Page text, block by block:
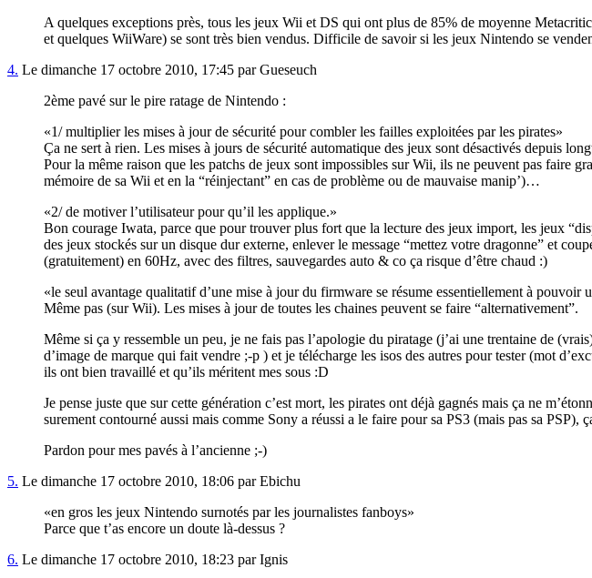
A quelques exceptions près, tous les jeux Wii et DS qui ont plus de 85% de moyenne
et quelques WiiWare) se sont très bien vendus. Difficile de savoir si les jeux Nintendo se
4. Le dimanche 17 octobre 2010, 17:45 par Gueseuch
2ème pavé sur le pire ratage de Nintendo :
1/ multiplier les mises à jour de sécurité pour combler les failles exploitées par les pirates
Ça ne sert à rien. Les mises à jours de sécurité automatique des jeux sont désactivés depuis
Pour la même raison que les patchs de jeux sont impossibles sur Wii, ils ne peuvent pas faire
mémoire de sa Wii et en la “réinjectant” en cas de problème ou de mauvaise manip’)…
2/ de motiver l’utilisateur pour qu’il les applique.
Bon courage Iwata, parce que pour trouver plus fort que la lecture des jeux import, les jeux
des jeux stockés sur un disque dur externe, enlever le message “mettez votre dragonne” et
(gratuitement) en 60Hz, avec des filtres, sauvegardes auto & co ça risque d’être chaud :)
le seul avantage qualitatif d’une mise à jour du firmware se résume essentiellement à pouvoir
Même pas (sur Wii). Les mises à jour de toutes les chaines peuvent se faire “alternativement”.
Même si ça y ressemble un peu, je ne fais pas l’apologie du piratage (j’ai une trentaine de
d’image de marque qui fait vendre ;-p ) et je télécharge les isos des autres pour tester (mot
ils ont bien travaillé et qu’ils méritent mes sous :D
Je pense juste que sur cette génération c’est mort, les pirates ont déjà gagnés mais ça ne
surement contourné aussi mais comme Sony a réussi a le faire pour sa PS3 (mais pas sa
Pardon pour mes pavés à l’ancienne ;-)
5. Le dimanche 17 octobre 2010, 18:06 par Ebichu
en gros les jeux Nintendo surnotés par les journalistes fanboys
Parce que t’as encore un doute là-dessus ?
6. Le dimanche 17 octobre 2010, 18:23 par Ignis